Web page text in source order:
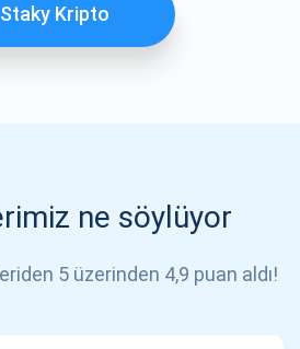
Staky Kripto
ne söylüyor
5 üzerinden 4,9 puan aldı!